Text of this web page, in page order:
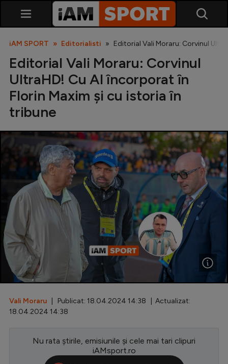
SuperLiga
Liga 2
Cupa României
Echipa Națională
U21
Fotbal feminin
Special
Diverse
Inedit
Clasamente
Champions League
iAM SPORT Editorialisti Editorial Vali Moraru: Corvinul
Editorial Vali Moraru: Corvinul
UltraHD! Cu AI încorporat în
Florin Maxim și cu istoria în
tribune
Vali Moraru | Publicat: 18.04.2024 14:38 | Actualizat:
18.04.2024 14:38
Nu rata știrile, emisiunile și cele mai tari clipuri
iAMsport.ro